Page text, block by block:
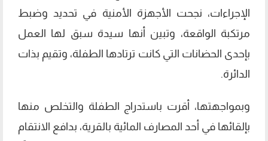
الإجراءات، نجحت الأجهزة الأمنية في تحديد وضبط
مرتكبة الواقعة، وتبين أنها سيدة سبق لها العمل
بإحدى الحضانات التي كانت ترتادها الطفلة، وتقيم بذات
الدائرة.
وبمواجهتها، أقرت باستدراج الطفلة والتخلص منها
بإلقائها في أحد المصارف المائية بالقرية، بدافع الانتقام